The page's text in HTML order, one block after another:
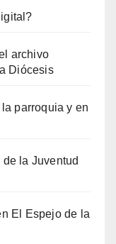
archivo
Diócesis
parroquia y en
la Juventud
El Espejo de la